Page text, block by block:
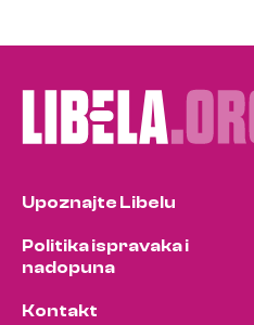
Upoznajte Libelu
Politika ispravaka i
nadopuna
Kontakt